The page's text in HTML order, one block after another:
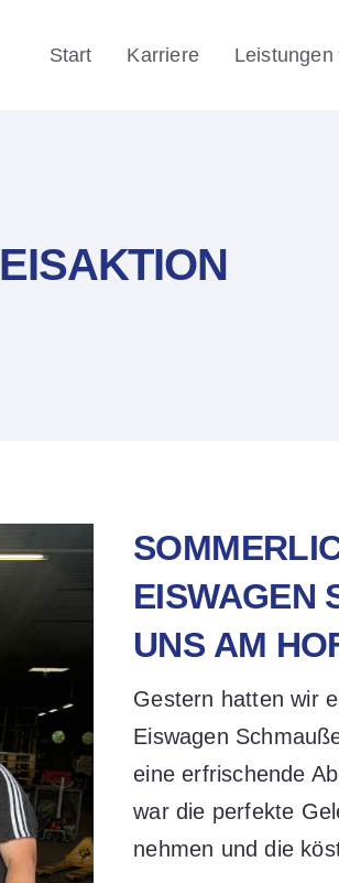
Start Karriere Leistungen
EISAKTION
EISWAGEN
NS AM HOF
Gestern hatten wir
Eiswagen
eine erfrischende
war die perfekte
nehmen und die